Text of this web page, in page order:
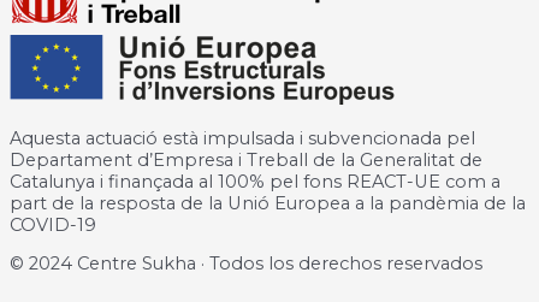
Aquesta actuació està impulsada i subvencionada pel
Departament d’Empresa i Treball de la Generalitat de
Catalunya i finançada al 100% pel fons REACT-UE com a
part de la resposta de la Unió Europea a la pandèmia de la
COVID-19
© 2024 Centre Sukha · Todos los derechos reservados